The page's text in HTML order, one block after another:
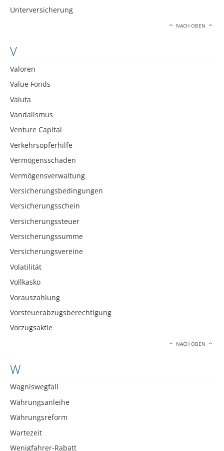
Unterversicherung
NACH OBEN
V
Valoren
Value Fonds
Valuta
Vandalismus
Venture Capital
Verkehrsopferhilfe
Vermögensschaden
Vermögensverwaltung
Versicherungsbedingungen
Versicherungsschein
Versicherungssteuer
Versicherungssumme
Versicherungsvereine
Volatilität
Vollkasko
Vorauszahlung
Vorsteuerabzugsberechtigung
Vorzugsaktie
NACH OBEN
W
Wagniswegfall
Währungsanleihe
Währungsreform
Wartezeit
Wenigfahrer-Rabatt